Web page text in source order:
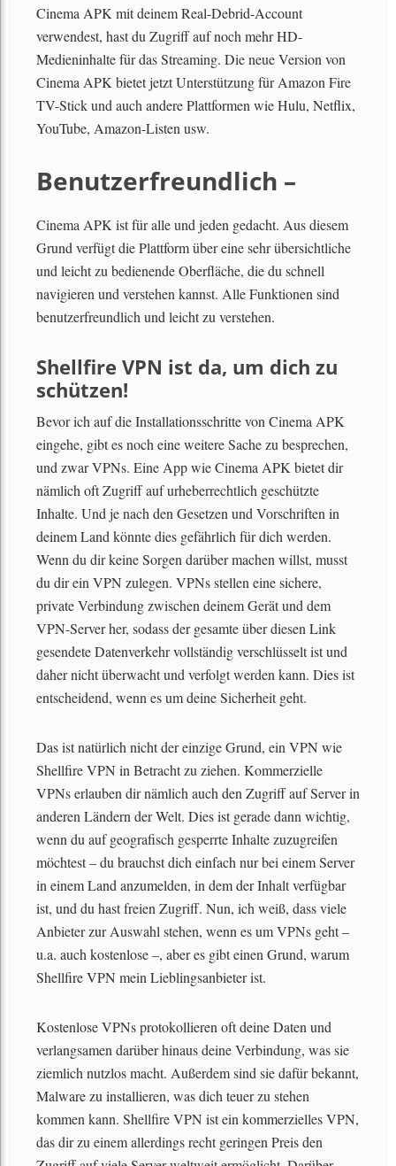
Cinema APK mit deinem Real-Debrid-Account
verwendest, hast du Zugriff auf noch mehr HD-
Medieninhalte für das Streaming. Die neue Version von
Cinema APK bietet jetzt Unterstützung für Amazon Fire
TV-Stick und auch andere Plattformen wie Hulu, Netflix,
YouTube, Amazon-Listen usw.
Benutzerfreundlich –
Cinema APK ist für alle und jeden gedacht. Aus diesem
Grund verfügt die Plattform über eine sehr übersichtliche
und leicht zu bedienende Oberfläche, die du schnell
navigieren und verstehen kannst. Alle Funktionen sind
benutzerfreundlich und leicht zu verstehen.
Shellfire VPN ist da, um dich zu
schützen!
Bevor ich auf die Installationsschritte von Cinema APK
eingehe, gibt es noch eine weitere Sache zu besprechen,
und zwar VPNs. Eine App wie Cinema APK bietet dir
nämlich oft Zugriff auf urheberrechtlich geschützte
Inhalte. Und je nach den Gesetzen und Vorschriften in
deinem Land könnte dies gefährlich für dich werden.
Wenn du dir keine Sorgen darüber machen willst, musst
du dir ein VPN zulegen. VPNs stellen eine sichere,
private Verbindung zwischen deinem Gerät und dem
VPN-Server her, sodass der gesamte über diesen Link
gesendete Datenverkehr vollständig verschlüsselt ist und
daher nicht überwacht und verfolgt werden kann. Dies ist
entscheidend, wenn es um deine Sicherheit geht.
Das ist natürlich nicht der einzige Grund, ein VPN wie
Shellfire VPN in Betracht zu ziehen. Kommerzielle
VPNs erlauben dir nämlich auch den Zugriff auf Server in
anderen Ländern der Welt. Dies ist gerade dann wichtig,
wenn du auf geografisch gesperrte Inhalte zuzugreifen
möchtest – du brauchst dich einfach nur bei einem Server
in einem Land anzumelden, in dem der Inhalt verfügbar
ist, und du hast freien Zugriff. Nun, ich weiß, dass viele
Anbieter zur Auswahl stehen, wenn es um VPNs geht –
u.a. auch kostenlose –, aber es gibt einen Grund, warum
Shellfire VPN mein Lieblingsanbieter ist.
Kostenlose VPNs protokollieren oft deine Daten und
verlangsamen darüber hinaus deine Verbindung, was sie
ziemlich nutzlos macht. Außerdem sind sie dafür bekannt,
Malware zu installieren, was dich teuer zu stehen
kommen kann. Shellfire VPN ist ein kommerzielles VPN,
das dir zu einem allerdings recht geringen Preis den